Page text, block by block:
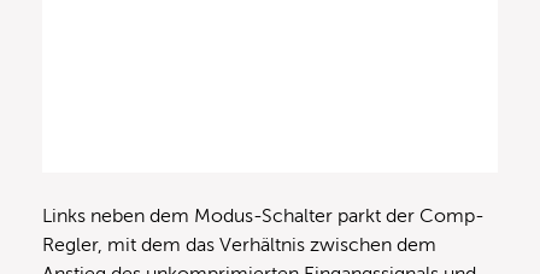
Links neben dem Modus-Schalter parkt der Comp-
Regler, mit dem das Verhältnis zwischen dem